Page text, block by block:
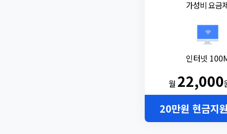
가성비 요금
인터넷
월 22,000
20만원 현금지